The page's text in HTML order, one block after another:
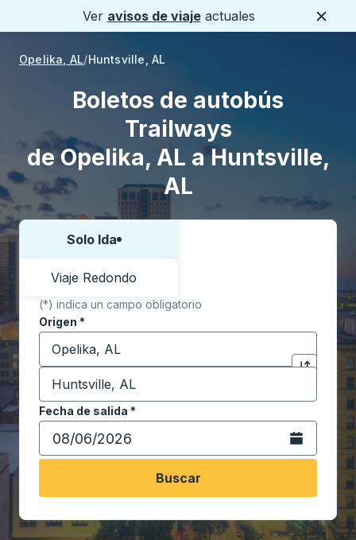
Ver avisos de viajeactuales
Opelika, AL Huntsville, AL
Boletos de autobús
Trailways
de Opelika, AL a Huntsville,
AL
Elija una forma o viaje de ida y vuelta:
Solo Ida
Viaje Redondo
(*) indica un campo obligatorio
Origen *
Comience a escribir la ciudad de origen para abrir
Haga clic
Destino*
Comience a escribir la ciudad de destino para
Fecha de salida *
Escriba la fecha en formato de fecha Barra diagonal
Abra el
Buscar